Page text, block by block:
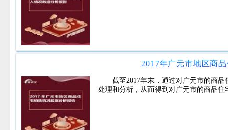
2017年广元市地区商
截至2017年末，通过对广元市的商
处理和分析，从而得到对广元市的商品